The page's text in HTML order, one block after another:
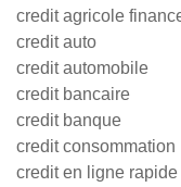
credit agricole
credit auto
credit automobile
credit bancaire
credit banque
credit consommation
credit en ligne rapide